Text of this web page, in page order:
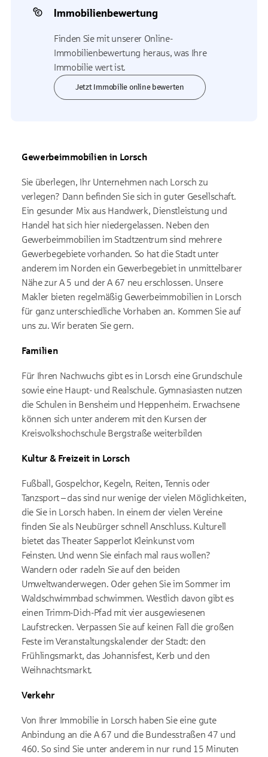
Immobilienbewertung
Finden Sie mit unserer Online-
Immobilienbewertung heraus, was Ihre
Immobilie wert ist.
Jetzt Immobilie online bewerten
Gewerbeimmobilien in Lorsch
Sie überlegen, Ihr Unternehmen nach Lorsch zu
verlegen? Dann befinden Sie sich in guter Gesellschaft.
Ein gesunder Mix aus Handwerk, Dienstleistung und
Handel hat sich hier niedergelassen. Neben den
Gewerbeimmobilien im Stadtzentrum sind mehrere
Gewerbegebiete vorhanden. So hat die Stadt unter
anderem im Norden ein Gewerbegebiet in unmittelbarer
Nähe zur A 5 und der A 67 neu erschlossen. Unsere
Makler bieten regelmäßig Gewerbeimmobilien in Lorsch
für ganz unterschiedliche Vorhaben an. Kommen Sie auf
uns zu. Wir beraten Sie gern.
Familien
Für Ihren Nachwuchs gibt es in Lorsch eine Grundschule
sowie eine Haupt- und Realschule. Gymnasiasten nutzen
die Schulen in Bensheim und Heppenheim. Erwachsene
können sich unter anderem mit den Kursen der
Kreisvolkshochschule Bergstraße weiterbilden
Kultur & Freizeit in Lorsch
Fußball, Gospelchor, Kegeln, Reiten, Tennis oder
Tanzsport – das sind nur wenige der vielen Möglichkeiten,
die Sie in Lorsch haben. In einem der vielen Vereine
finden Sie als Neubürger schnell Anschluss. Kulturell
bietet das Theater Sapperlot Kleinkunst vom
Feinsten. Und wenn Sie einfach mal raus wollen?
Wandern oder radeln Sie auf den beiden
Umweltwanderwegen. Oder gehen Sie im Sommer im
Waldschwimmbad schwimmen. Westlich davon gibt es
einen Trimm-Dich-Pfad mit vier ausgewiesenen
Laufstrecken. Verpassen Sie auf keinen Fall die großen
Feste im Veranstaltungskalender der Stadt: den
Frühlingsmarkt, das Johannisfest, Kerb und den
Weihnachtsmarkt.
Verkehr
Von Ihrer Immobilie in Lorsch haben Sie eine gute
Anbindung an die A 67 und die Bundesstraßen 47 und
460. So sind Sie unter anderem in nur rund 15 Minuten